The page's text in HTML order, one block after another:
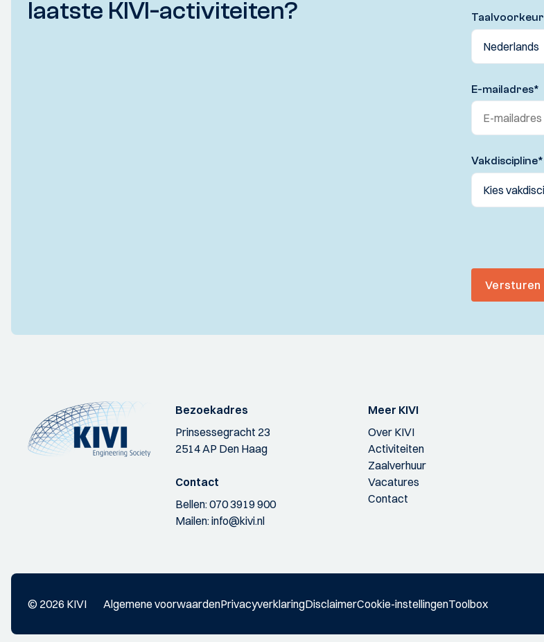
laatste KIVI-activiteiten?
Taalvoorkeur
E-mailadres*
Vakdiscipline*
Versturen
Bezoekadres
Prinsessegracht 23
2514 AP Den Haag
Contact
Bellen:070 3919 900
Mailen:info@kivi.nl
Meer KIVI
Over KIVI
Activiteiten
Zaalverhuur
Vacatures
Contact
© 2026 KIVI Algemene voorwaardenPrivacyverklaringDisclaimerCookie-instellingenToolbox